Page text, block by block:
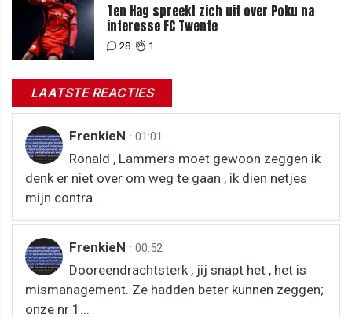
Ten Hag spreekt zich uit over Poku na
interesse FC Twente
28 1
LAATSTE REACTIES
FrenkieN · 01:01
Ronald , Lammers moet gewoon zeggen ik
denk er niet over om weg te gaan , ik dien netjes
mijn contra...
FrenkieN · 00:52
Dooreendrachtsterk , jij snapt het , het is
mismanagement. Ze hadden beter kunnen zeggen;
onze nr 1...